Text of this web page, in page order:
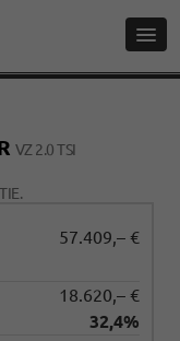
VZ 2.0 TSI
57.409,– €
18.620,– €
32,4%